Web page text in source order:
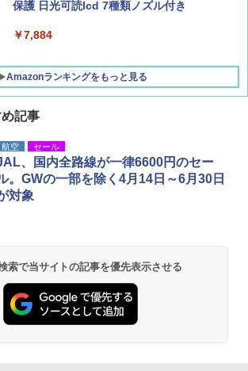
ATCW-150B エクルベージュ
￥-
保護 日光可読lcd 7種類ノズル付き
￥7,884
Amazonランキングをもっと見る
記事
航空 セール
、国内全路線が一律6600円のセー
。GWの一部を除く4月14日～6月30日
対象
索で当サイトの記事を優先表示させる